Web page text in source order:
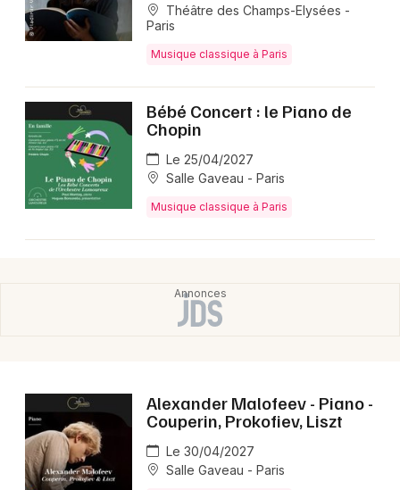
Théâtre des Champs-Elysées -
Paris
Musique classique à Paris
Bébé Concert : le Piano de
Chopin
Le 25/04/2027
Salle Gaveau - Paris
Musique classique à Paris
Alexander Malofeev - Piano -
Couperin, Prokofiev, Liszt
Le 30/04/2027
Salle Gaveau - Paris